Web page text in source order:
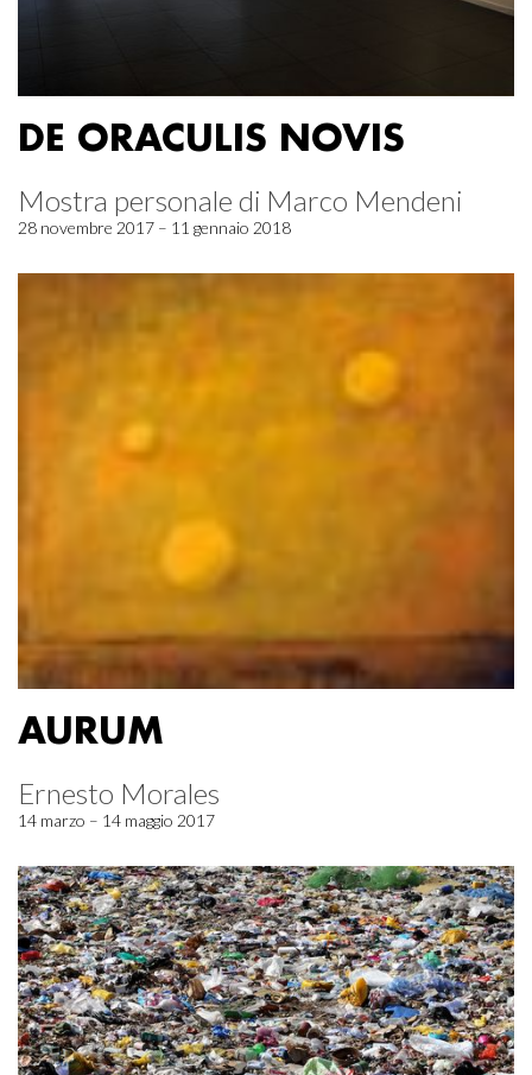
DE ORACULIS NOVIS
Mostra personale di Marco Mendeni
28 novembre 2017 – 11 gennaio 2018
AURUM
Ernesto Morales
14 marzo – 14 maggio 2017